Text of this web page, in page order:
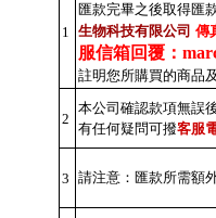
1
匯款完畢之後取得匯
生物科技有限公司 傳
服信箱回覆：
註明您所購買的商品
2
本公司確認款項無誤
有任何疑問可撥客服
3 請注意：匯款所需額